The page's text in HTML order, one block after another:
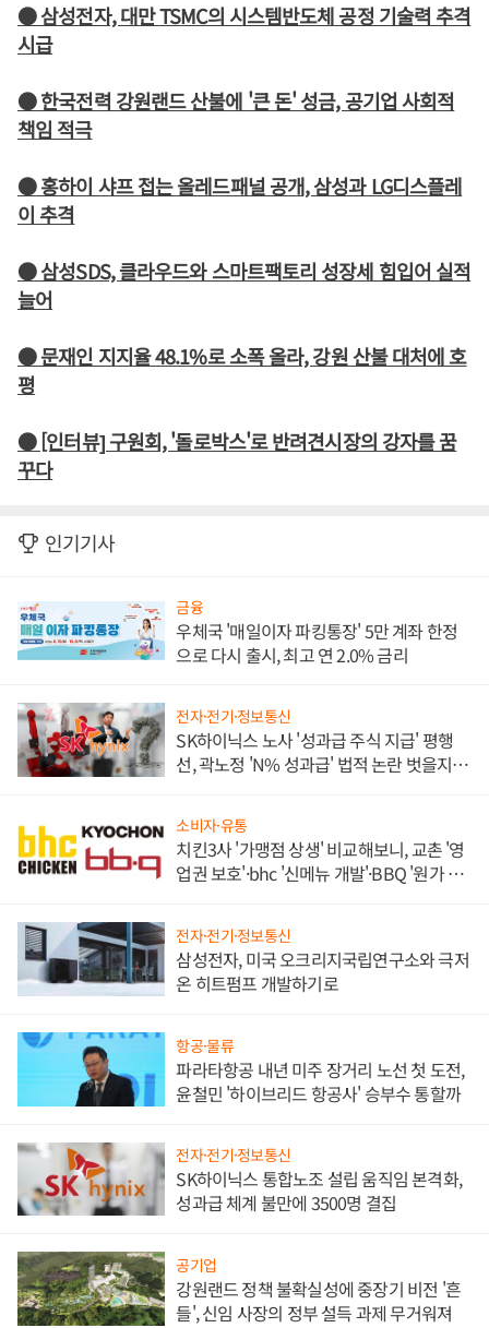
● 삼성전자, 대만 TSMC의 시스템반도체 공정 기술력 추격
시급
● 한국전력 강원랜드 산불에 '큰 돈' 성금, 공기업 사회적
책임 적극
● 홍하이 샤프 접는 올레드패널 공개, 삼성과 LG디스플레
이 추격
● 삼성SDS, 클라우드와 스마트팩토리 성장세 힘입어 실적
늘어
● 문재인 지지율 48.1%로 소폭 올라, 강원 산불 대처에 호
평
● [인터뷰] 구원회, '돌로박스'로 반려견시장의 강자를 꿈
꾸다
인기기사
금융
우체국 '매일이자 파킹통장' 5만 계좌 한정
으로 다시 출시, 최고 연 2.0% 금리
전자·전기·정보통신
SK하이닉스 노사 '성과급 주식 지급' 평행
선, 곽노정 'N% 성과급' 법적 논란 벗을지 주
소비자·유통
치킨3사 '가맹점 상생' 비교해보니, 교촌 '영
업권 보호'·bhc '신메뉴 개발'·BBQ '원가 부
전자·전기·정보통신
삼성전자, 미국 오크리지국립연구소와 극저
온 히트펌프 개발하기로
항공·물류
파라타항공 내년 미주 장거리 노선 첫 도전,
윤철민 '하이브리드 항공사' 승부수 통할까
전자·전기·정보통신
SK하이닉스 통합노조 설립 움직임 본격화,
성과급 체계 불만에 3500명 결집
공기업
강원랜드 정책 불확실성에 중장기 비전 '흔
들', 신임 사장의 정부 설득 과제 무거워져